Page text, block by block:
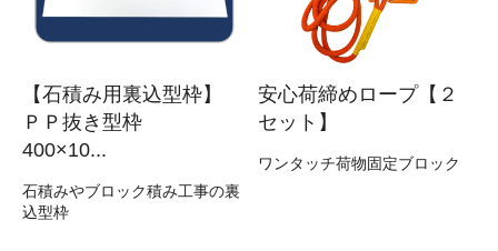
【石積み用裏込型枠】
ＰＰ抜き型枠
400×10...
石積みやブロック積み工事の裏
込型枠
安心荷締めロープ【２
セット】
ワンタッチ荷物固定ブロック